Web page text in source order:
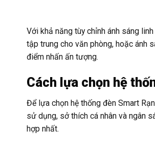
Với khả năng tùy chỉnh ánh sáng
tập trung cho văn phòng, hoặc ánh
điểm nhấn ấn tượng.
Cách lựa chọn hệ
Để lựa chọn hệ thống đèn Smart
sử dụng, sở thích cá nhân và ngân
hợp nhất.